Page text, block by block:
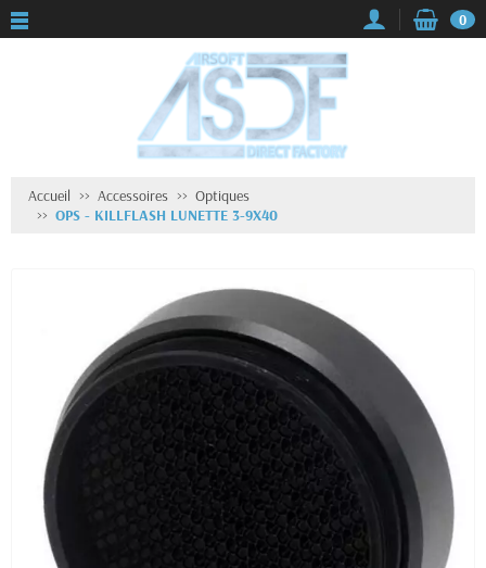
0
Accueil Accessoires
Optiques
OPS - KILLFLASH LUNETTE 3-9X40